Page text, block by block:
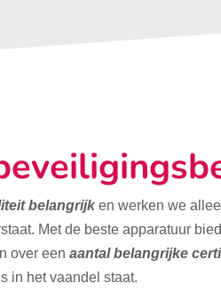
belangrijk en werken we
Met de beste apparatuur
over eenaantal belangrijke
in het vaandel staat.